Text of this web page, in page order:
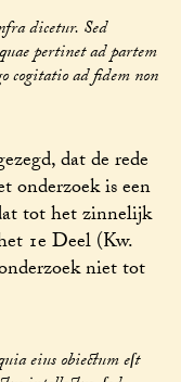
dicetur. Sed
pertinet ad partem
cogitatio ad fidem non
dat de rede
onderzoek is een
tot het zinnelijk
1e Deel (Kw.
niet tot
eius obiectum eſt